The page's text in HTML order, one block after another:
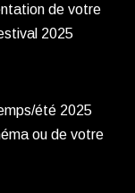
de votre
2025
été 2025
ou de votre